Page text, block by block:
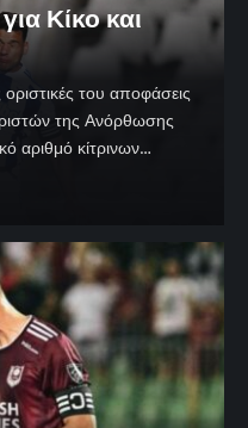
Κίκο και
του αποφάσεις
της Ανόρθωσης
αριθμό κίτρινων…